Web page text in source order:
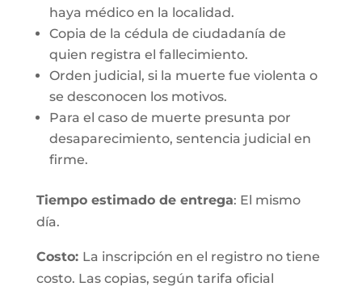
haya médico en la localidad.
Copia de la cédula de ciudadanía de
quien registra el fallecimiento.
Orden judicial, si la muerte fue violenta o
se desconocen los motivos.
Para el caso de muerte presunta por
desaparecimiento, sentencia judicial en
firme.
Tiempo estimado de entrega: El mismo
día.
Costo: La inscripción en el registro no tiene
costo. Las copias, según tarifa oficial